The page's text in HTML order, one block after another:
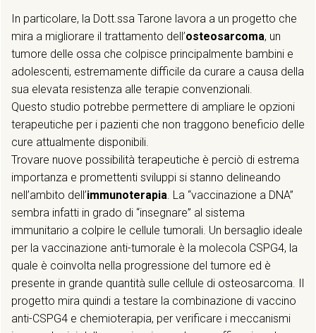
In particolare, la Dott.ssa Tarone lavora a un progetto che
mira a migliorare il trattamento dell’osteosarcoma, un
tumore delle ossa che colpisce principalmente bambini e
adolescenti, estremamente difficile da curare a causa della
sua elevata resistenza alle terapie convenzionali.
Questo studio potrebbe permettere di ampliare le opzioni
terapeutiche per i pazienti che non traggono beneficio delle
cure attualmente disponibili.
Trovare nuove possibilità terapeutiche è perciò di estrema
importanza e promettenti sviluppi si stanno delineando
nell’ambito dell’immunoterapia. La “vaccinazione a DNA”
sembra infatti in grado di “insegnare” al sistema
immunitario a colpire le cellule tumorali. Un bersaglio ideale
per la vaccinazione anti-tumorale è la molecola CSPG4, la
quale è coinvolta nella progressione del tumore ed è
presente in grande quantità sulle cellule di osteosarcoma. Il
progetto mira quindi a testare la combinazione di vaccino
anti-CSPG4 e chemioterapia, per verificare i meccanismi